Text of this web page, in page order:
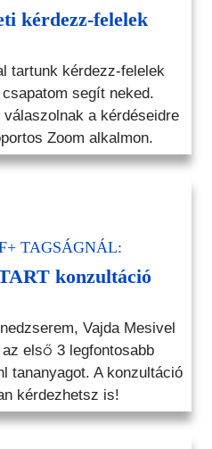
kérdezz-felelek
tartunk kérdezz-felelek
segít neked.
a kérdéseidre
Zoom alkalmon.
TAGSÁGNÁL:
konzultáció
Vajda Mesivel
első 3 legfontosabb
tananyagot. A konzultáció
kérdezhetsz is!